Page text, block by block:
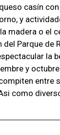
casín
y
madera o el c
Parque de
la
y
entre
como